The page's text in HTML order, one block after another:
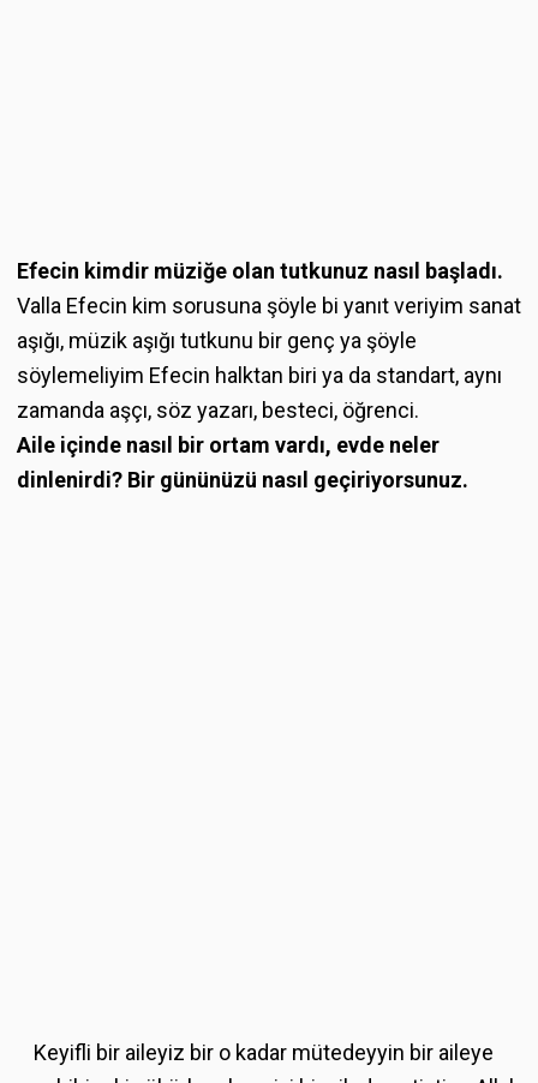
Efecin kimdir müziğe olan tutkunuz nasıl başladı.
Valla Efecin kim sorusuna şöyle bi yanıt veriyim sanat
aşığı, müzik aşığı tutkunu bir genç ya şöyle
söylemeliyim Efecin halktan biri ya da standart, aynı
zamanda aşçı, söz yazarı, besteci, öğrenci.
Aile içinde nasıl bir ortam vardı, evde neler
dinlenirdi? Bir gününüzü nasıl geçiriyorsunuz.
Keyifli bir aileyiz bir o kadar mütedeyyin bir aileye